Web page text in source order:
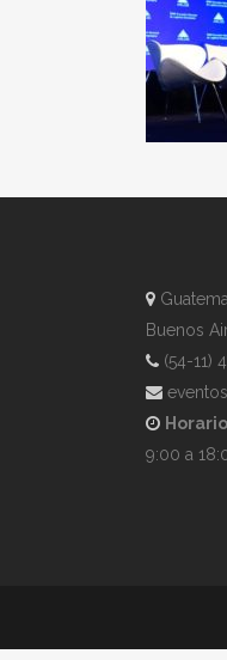
Buenos
(54-11)
9:00 a